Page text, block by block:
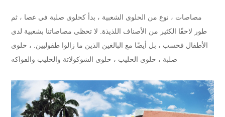
مصاصات ، نوع من الحلوى الشعبية ، بدأ كحلوى صلبة في عصا ، ثم
طور لاحقًا الكثير من الأصناف اللذيذة. لا تحظى مصاصاتنا بشعبية لدى
الأطفال فحسب ، بل أيضًا مع البالغين الذين ما زالوا طفوليين. ، حلوى
صلبة ، حلوى الحليب ، حلوى الشوكولاتة والحليب والفواكه